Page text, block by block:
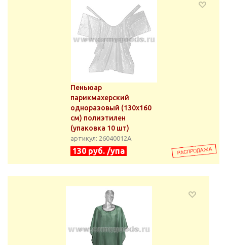
Пеньюар
парикмахерский
одноразовый (130x160
см) полиэтилен
(упаковка 10 шт)
артикул: 26040012А
130 руб. /упа